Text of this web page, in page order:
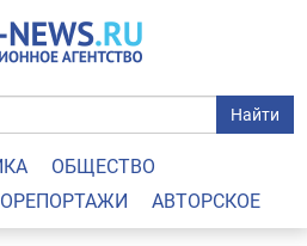
Найти
ОБЩЕСТВО
АВТОРСКОЕ